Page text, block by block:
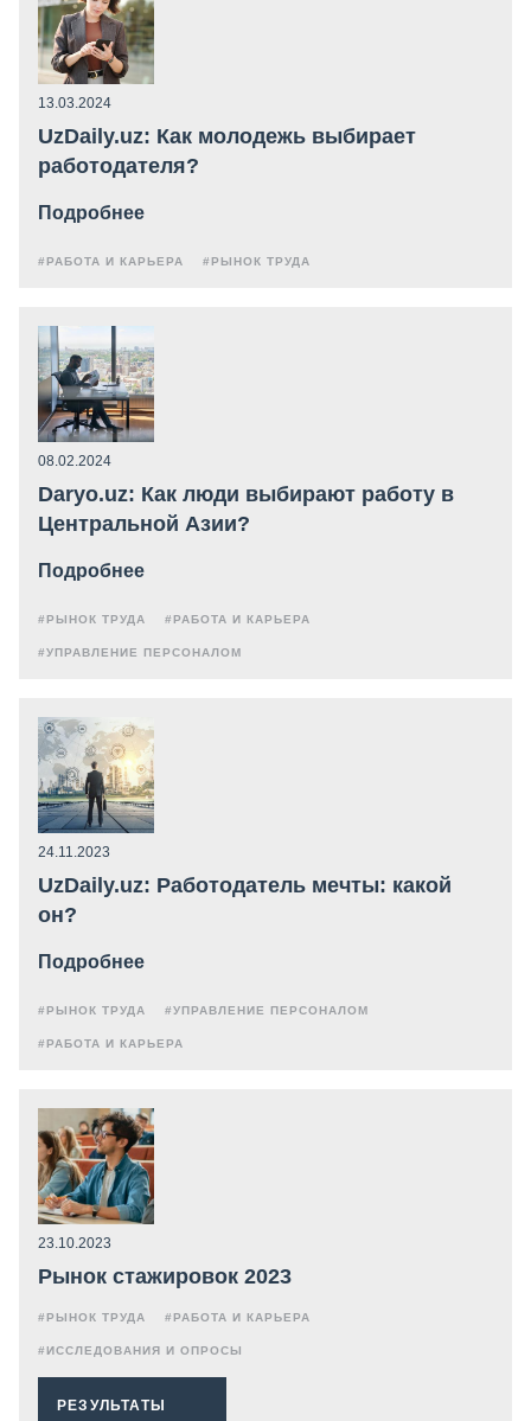
13.03.2024
UzDaily.uz: Как молодежь выбирает
работодателя?
Подробнее
#РАБОТА И КАРЬЕРА #РЫНОК ТРУДА
08.02.2024
Daryo.uz: Как люди выбирают работу в
Центральной Азии?
Подробнее
#РЫНОК ТРУДА #РАБОТА И КАРЬЕРА
#УПРАВЛЕНИЕ ПЕРСОНАЛОМ
24.11.2023
UzDaily.uz: Работодатель мечты: какой
он?
Подробнее
#РЫНОК ТРУДА #УПРАВЛЕНИЕ ПЕРСОНАЛОМ
#РАБОТА И КАРЬЕРА
23.10.2023
Рынок стажировок 2023
#РЫНОК ТРУДА #РАБОТА И КАРЬЕРА
#ИССЛЕДОВАНИЯ И ОПРОСЫ
РЕЗУЛЬТАТЫ